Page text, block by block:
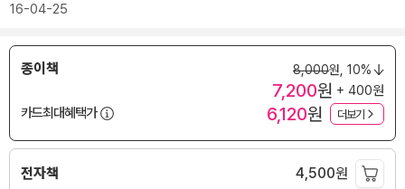
16-04-25
종이책 8,000원, 10%
7,200원 + 400원
카드최대혜택가
6,120원 더보기
전자책 4,500원